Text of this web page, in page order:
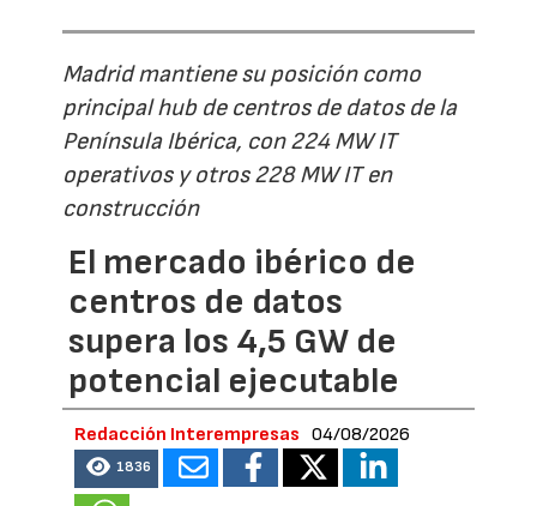
Madrid mantiene su posición como
principal hub de centros de datos de la
Península Ibérica, con 224 MW IT
operativos y otros 228 MW IT en
construcción
El mercado ibérico de
centros de datos
supera los 4,5 GW de
potencial ejecutable
Redacción Interempresas 04/08/2026
1836